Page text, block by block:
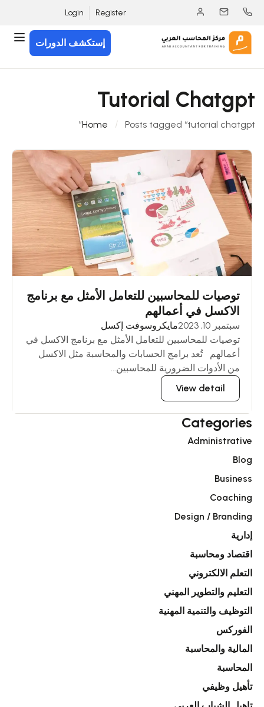
Register
Login
إستكشف الدورات
Tutorial Chatgpt
Home Posts tagged “tutorial chatgpt”
توصيات للمحاسبين للتعامل الأمثل مع برنامج
الاكسل في أعمالهم
سبتمبر 10, 2023
مايكروسوفت إكسل
توصيات للمحاسبين للتعامل الأمثل مع برنامج الاكسل في
أعمالهم تُعد برامج الحسابات والمحاسبة مثل الاكسل
من الأدوات الضرورية للمحاسبين...
View detail
Categories
Administrative
Blog
Business
Coaching
Design / Branding
إدارية
اقتصاد ومحاسبة
التعلم الالكتروني
التعليم والتطوير المهني
التوظيف والتنمية المهنية
الفوركس
المالية والمحاسبة
المحاسبة
تأهيل وظيفي